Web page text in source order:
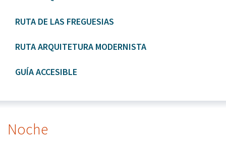
RUTA DE LAS FREGUESIAS
RUTA ARQUITETURA MODERNISTA
GUÍA ACCESIBLE
Noche